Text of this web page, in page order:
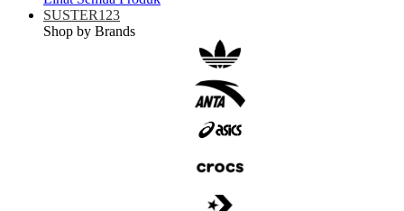
SUSTER123
Shop by Brands